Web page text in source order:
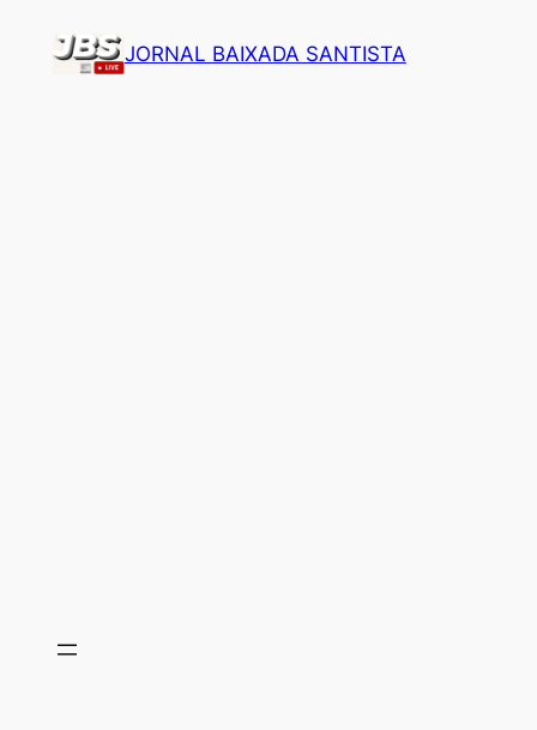
JORNAL BAIXADA SANTISTA